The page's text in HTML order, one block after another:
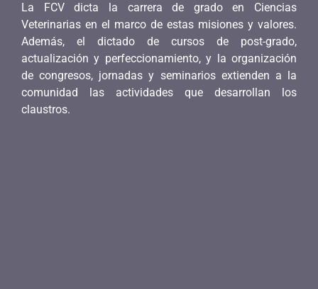
La FCV dicta la carrera de grado en Ciencias
Veterinarias en el marco de estas misiones y valores.
Además, el dictado de cursos de post-grado,
actualización y perfeccionamiento, y la organización
de congresos, jornadas y seminarios extienden a la
comunidad las actividades que desarrollan los
claustros.